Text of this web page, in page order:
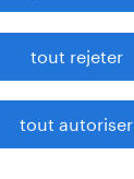
2026
(f/h)
tout rejeter
tout autoriser